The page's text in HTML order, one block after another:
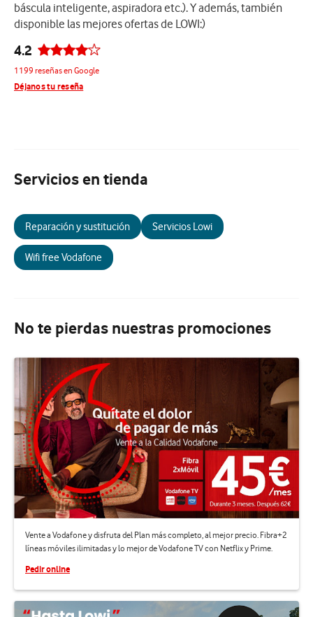
báscula inteligente, aspiradora etc.). Y además, también
disponible las mejores ofertas de LOWI:)
4.2
1199 reseñas en Google
Déjanos tu reseña
Servicios en tienda
Reparación y sustitución Servicios Lowi
Wifi free Vodafone
No te pierdas nuestras promociones
Vente a Vodafone y disfruta del Plan más completo, al mejor precio. Fibra+2
líneas móviles ilimitadas y lo mejor de Vodafone TV con Netflix y Prime.
Pedir online